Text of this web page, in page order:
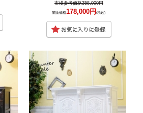
市場参考価格358,000円
業販価格178,000円(税込)